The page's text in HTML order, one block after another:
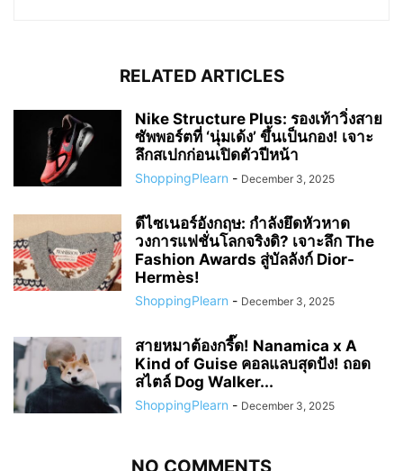
RELATED ARTICLES
Nike Structure Plus: รองเท้าวิ่งสาย
ซัพพอร์ตที่ ‘นุ่มเด้ง’ ขึ้นเป็นกอง! เจาะ
ลึกสเปกก่อนเปิดตัวปีหน้า
ShoppingPlearn - December 3, 2025
ดีไซเนอร์อังกฤษ: กำลังยึดหัวหาด
วงการแฟชั่นโลกจริงดิ? เจาะลึก The
Fashion Awards สู่บัลลังก์ Dior-
Hermès!
ShoppingPlearn - December 3, 2025
สายหมาต้องกรี๊ด! Nanamica x A
Kind of Guise คอลแลบสุดปัง! ถอด
สไตล์ Dog Walker...
ShoppingPlearn - December 3, 2025